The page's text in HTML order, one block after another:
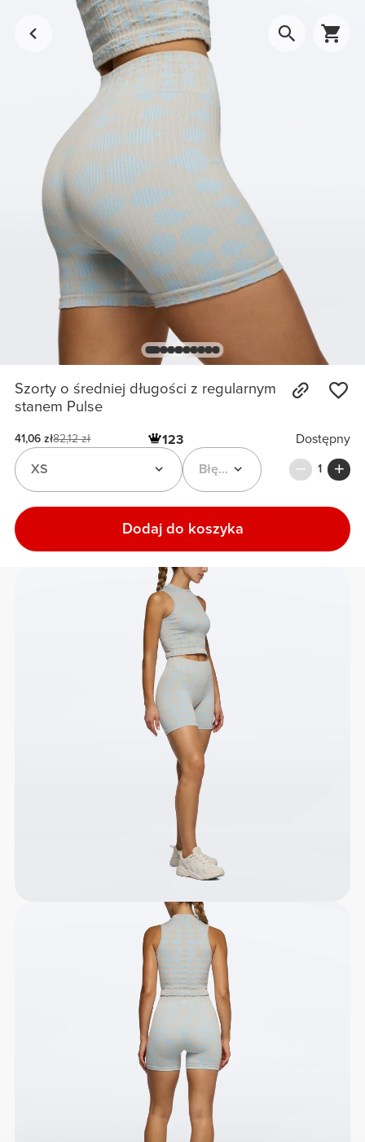
Szorty o średniej długości z regularnym
stanem Pulse
41,06 zł82,12 zł 123
Dostępny
Błękitny / Off White
XS 1
Dodaj do koszyka